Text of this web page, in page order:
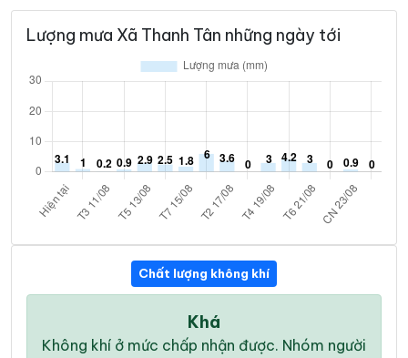
Lượng mưa Xã Thanh Tân những ngày tới
Chất lượng không khí
Khá
Không khí ở mức chấp nhận được. Nhóm người